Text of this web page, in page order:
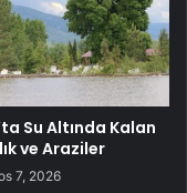
Su Altında Kalan
ve Araziler
7, 2026